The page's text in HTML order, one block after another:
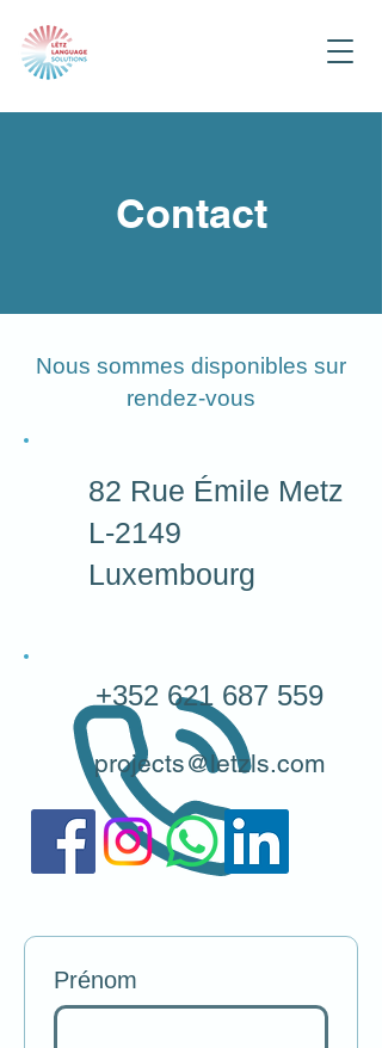
Contact
Nous sommes disponibles sur
rendez-vous
82 Rue Émile Metz
L-2149
Luxembourg
+352 621 687 559
projects@letzls.com
Prénom